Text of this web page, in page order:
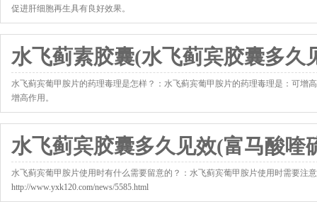
促进肝细胞再生具有良好效果。
http://www.yxk120.com/news/5577.html
水飞蓟素胶囊(水飞蓟宾胶囊多久
水飞蓟宾葡甲胺片的药理毒理是怎样？：水飞蓟宾葡甲胺片的药理毒理是：可
增高作用。
http://www.yxk120.com/news/5578.html
水飞蓟宾胶囊多久见效(富马酸喹
水飞蓟宾葡甲胺片使用时有什么需要留意的？：水飞蓟宾葡甲胺片使用时需要注
http://www.yxk120.com/news/5585.html